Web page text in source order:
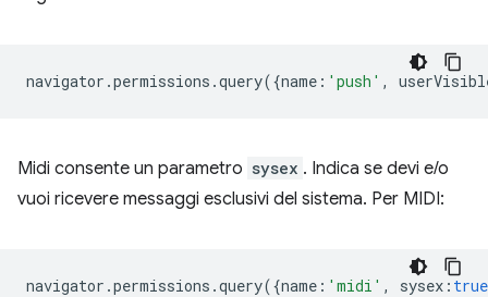
navigator .permissions .query({name : 'push' ,
Midi consente un parametro sysex . Indica se devi e/o
vuoi ricevere messaggi esclusivi del sistema. Per MIDI:
navigator .permissions .query({name : 'midi' , sysex : true